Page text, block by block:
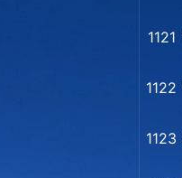
1121
1122
1123